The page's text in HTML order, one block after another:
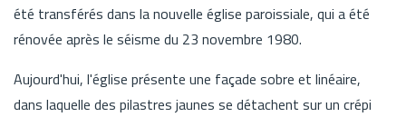
été transférés dans la nouvelle église paroissiale, qui a été
rénovée après le séisme du 23 novembre 1980.
Aujourd'hui, l'église présente une façade sobre et linéaire,
dans laquelle des pilastres jaunes se détachent sur un crépi